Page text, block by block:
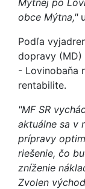
Mýtnej po
obce Mýtna,"
Podľa
dopravy (MD)
- Lovinobaňa
rentabilite.
"MF SR
aktuálne sa v
prípravy
riešenie, čo
zníženie
Zvolen